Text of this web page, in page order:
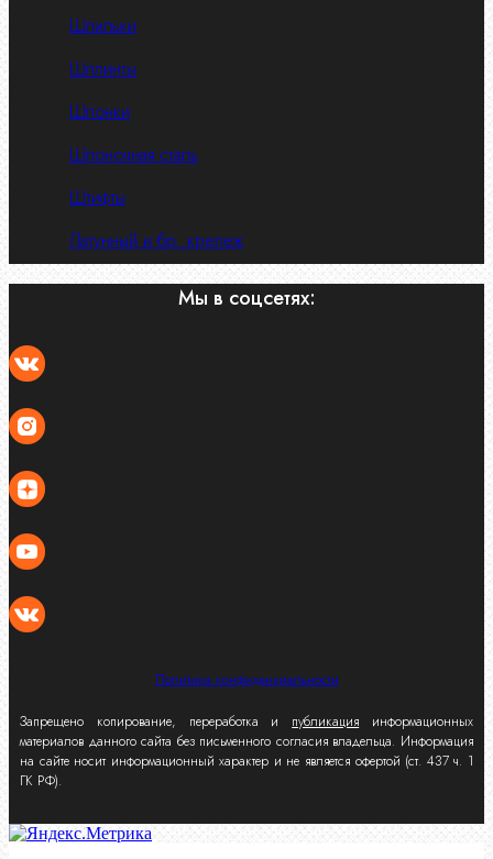
Шпильки
Шплинты
Шпонки
Шпоночная сталь
Штифты
Латунный и бр. крепеж
Мы в соцсетях:
Политика конфиденциальности
Запрещено копирование, переработка и публикация информационных
материалов данного сайта без письменного согласия владельца. Информация
на сайте носит информационный характер и не является офертой (ст. 437 ч. 1
ГК РФ).